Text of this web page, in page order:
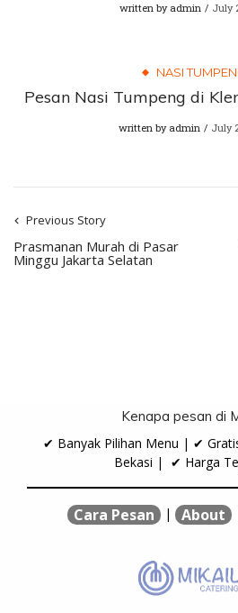
written by admin July
NASI
Pesan Nasi Tumpeng di
written by admin July
Previous Story
Prasmanan Murah di Pasar
Minggu Jakarta Selatan
Kenapa pesan di
✔ Banyak Pilihan Menu | ✔
Bekasi | ✔ Harga
Cara Pesan | About